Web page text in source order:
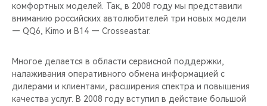
комфортных моделей. Так, в 2008 году мы представили
вниманию российских автолюбителей три новых модели
— QQ6, Kimo и B14 — Crosseastar.
Многое делается в области сервисной поддержки,
налаживания оперативного обмена информацией с
дилерами и клиентами, расширения спектра и повышения
качества услуг. В 2008 году вступил в действие большой